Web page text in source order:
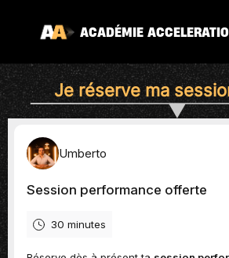
ACADÉMIE
Je réserve ma